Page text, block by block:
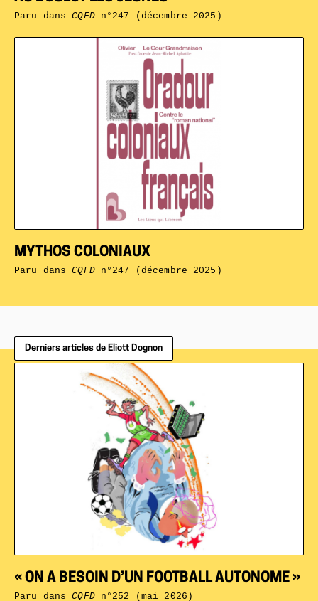
MYTHOS COLONIAUX
Paru dansCQFDn°247 (décembre 2025)
Paru dansCQFDn°247 (décembre 2025)
Derniers articles de Eliott Dognon
« ON A BESOIN D’UN FOOTBALL AUTONOME »
Paru dansCQFDn°252 (mai 2026)